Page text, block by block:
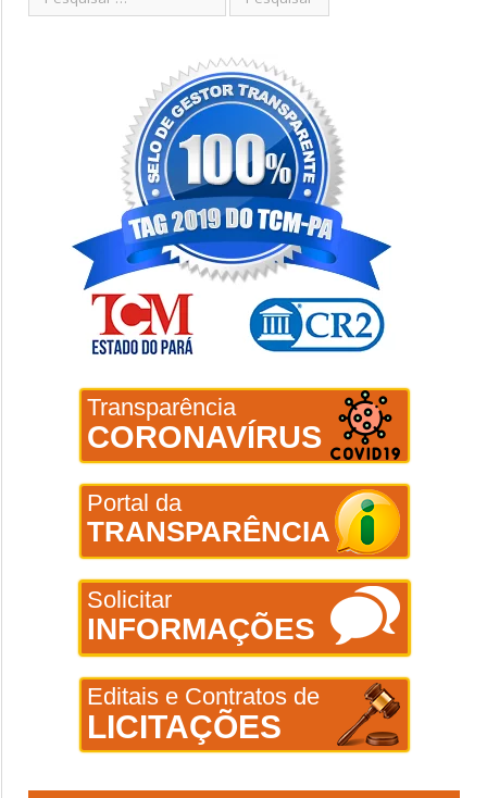
Transparência
CORONAVÍRUS
Portal da
TRANSPARÊNCIA
Solicitar
INFORMAÇÕES
Editais e Contratos de
LICITAÇÕES